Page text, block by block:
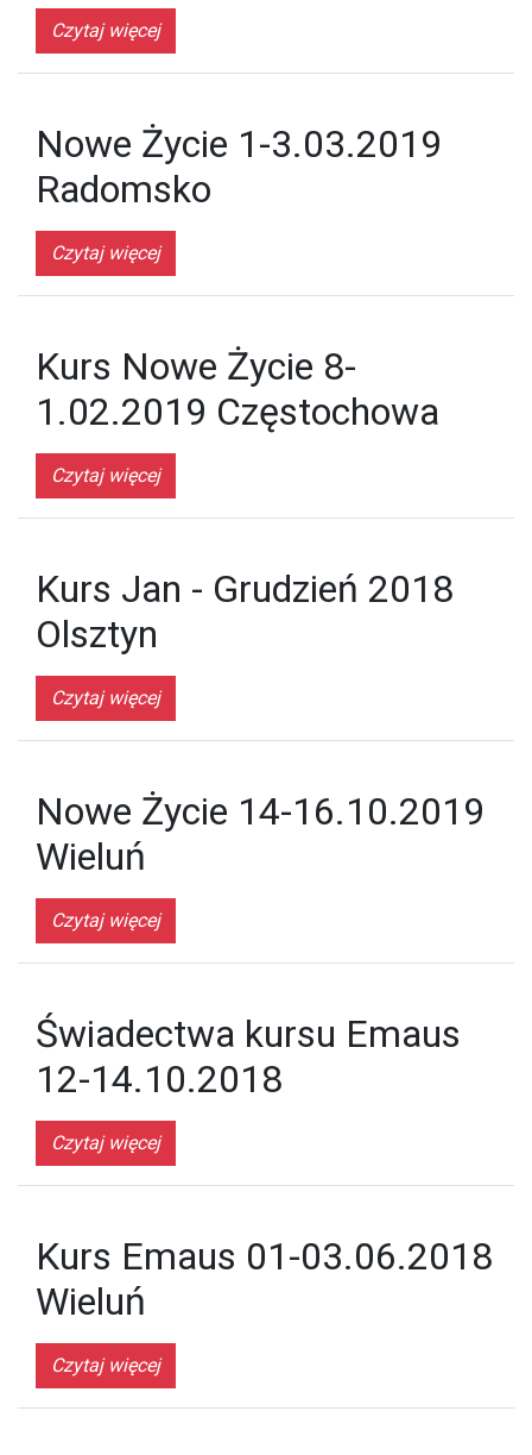
Czytaj więcej
Nowe Życie 1-3.03.2019
Radomsko
Czytaj więcej
Kurs Nowe Życie 8-
1.02.2019 Częstochowa
Czytaj więcej
Kurs Jan - Grudzień 2018
Olsztyn
Czytaj więcej
Nowe Życie 14-16.10.2019
Wieluń
Czytaj więcej
Świadectwa kursu Emaus
12-14.10.2018
Czytaj więcej
Kurs Emaus 01-03.06.2018
Wieluń
Czytaj więcej